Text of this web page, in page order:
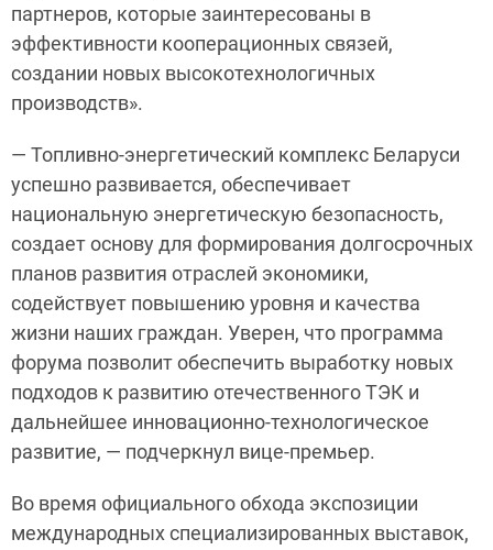
партнеров, которые заинтересованы в
эффективности кооперационных связей,
создании новых высокотехнологичных
производств».
— Топливно-энергетический комплекс Беларуси
успешно развивается, обеспечивает
национальную энергетическую безопасность,
создает основу для формирования долгосрочных
планов развития отраслей экономики,
содействует повышению уровня и качества
жизни наших граждан. Уверен, что программа
форума позволит обеспечить выработку новых
подходов к развитию отечественного ТЭК и
дальнейшее инновационно-технологическое
развитие, — подчеркнул вице-премьер.
Во время официального обхода экспозиции
международных специализированных выставок,